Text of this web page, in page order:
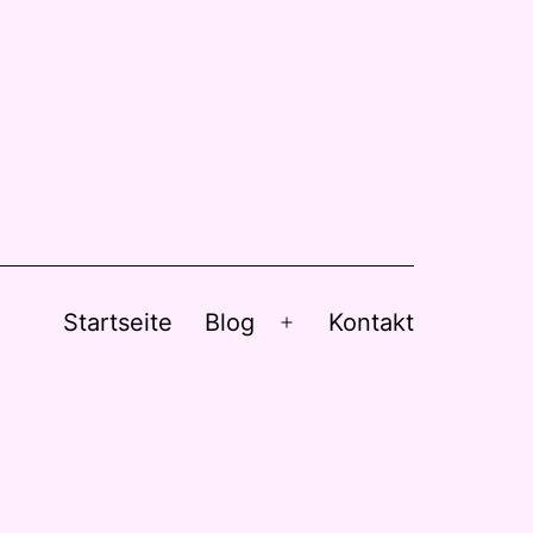
Startseite Blog
Menü
Kontakt